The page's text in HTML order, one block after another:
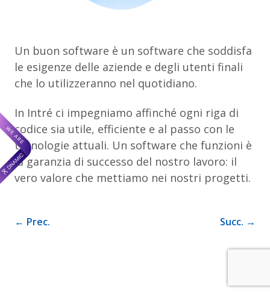
Un buon software è un software che soddisfa
le esigenze delle aziende e degli utenti finali
che lo utilizzeranno nel quotidiano.
In Intré ci impegniamo affinché ogni riga di
codice sia utile, efficiente e al passo con le
tecnologie attuali. Un software che funzioni è
la garanzia di successo del nostro lavoro: il
vero valore che mettiamo nei nostri progetti.
← Prec. Succ. →